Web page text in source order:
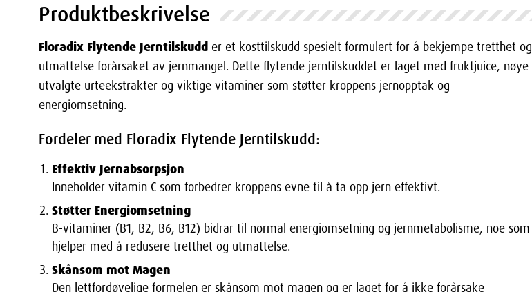
Produktbeskrivelse
Floradix Flytende Jerntilskudd er et kosttilskudd spesielt formulert for å bekjempe tretthet og
utmattelse forårsaket av jernmangel. Dette flytende jerntilskuddet er laget med fruktjuice, nøye
utvalgte urteekstrakter og viktige vitaminer som støtter kroppens jernopptak og
energiomsetning.
Fordeler med Floradix Flytende Jerntilskudd:
Effektiv Jernabsorpsjon
Inneholder vitamin C som forbedrer kroppens evne til å ta opp jern effektivt.
Støtter Energiomsetning
B-vitaminer (B1, B2, B6, B12) bidrar til normal energiomsetning og jernmetabolisme, noe som
hjelper med å redusere tretthet og utmattelse.
Skånsom mot Magen
Den lettfordøyelige formelen er skånsom mot magen og er laget for å ikke forårsake